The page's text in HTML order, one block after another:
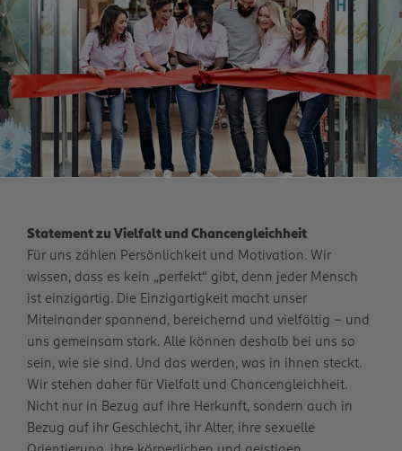
Statement zu Vielfalt und Chancengleichheit
Für uns zählen Persönlichkeit und Motivation. Wir
wissen, dass es kein „perfekt“ gibt, denn jeder Mensch
ist einzigartig. Die Einzigartigkeit macht unser
Miteinander spannend, bereichernd und vielfältig – und
uns gemeinsam stark. Alle können deshalb bei uns so
sein, wie sie sind. Und das werden, was in ihnen steckt.
Wir stehen daher für Vielfalt und Chancengleichheit.
Nicht nur in Bezug auf ihre Herkunft, sondern auch in
Bezug auf ihr Geschlecht, ihr Alter, ihre sexuelle